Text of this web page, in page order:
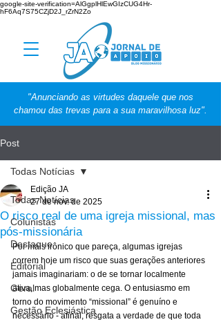
google-site-verification=AlGgplHlEwGIzCUG4Hr-
hF6Aq7S75CZjD2J_rZrN2Zo
"Anunciando as virtudes daquele que nos
chamou das trevas para a sua maravilhosa luz".
Post
Todas Notícias
Colunistas
Destaque
Editorial
Geral
Gestão Eclesiástica
Todas Notícias
O risco real de uma igreja missional, mas
pós-missionária
Edição JA
27 de nov. de 2025
Por mais irônico que pareça, algumas igrejas
correm hoje um risco que suas gerações anteriores
jamais imaginariam: o de se tornar localmente
ativa, mas globalmente cega. O entusiasmo em
torno do movimento “missional” é genuíno e
necessário - afinal, resgata a verdade de que toda